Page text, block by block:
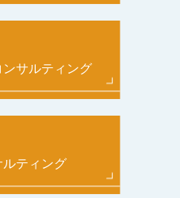
サルティング
ティング